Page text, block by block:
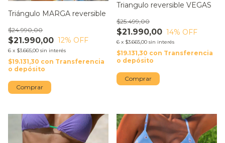
Triángulo MARGA reversible
$21.990,00
$24.990,00
12% OFF
6 x $3.665,00 sin interés
$19.131,30 con Transferencia
o depósito
Comprar
Triangulo reversible VEGAS
$21.990,00
$25.499,00
14% OFF
6 x $3.665,00 sin interés
$19.131,30 con Transferencia
o depósito
Comprar